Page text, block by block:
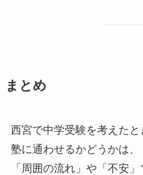
まとめ
西宮で中学受験を考えたと
塾に通わせるかどうかは、
「周囲の流れ」や「不安」